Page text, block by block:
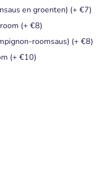
en groenten) (+ €7)
(+ €8)
roomsaus) (+ €8)
(+ €10)